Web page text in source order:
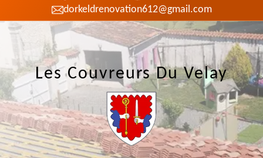
dorkeldrenovation612@gmail.com
Les Couvreurs Du Velay